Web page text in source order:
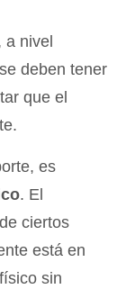
a nivel
deben tener
que el
es
. El
ciertos
está en
sin